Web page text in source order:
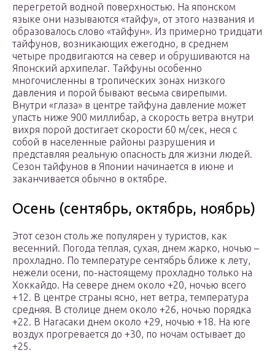
перегретой водной поверхностью. На японском
языке они называются «тайфу», от этого названия и
образовалось слово «тайфун». Из примерно тридцати
тайфунов, возникающих ежегодно, в среднем
четыре продвигаются на север и обрушиваются на
Японский архипелаг. Тайфуны особенно
многочисленны в тропических зонах низкого
давления и порой бывают весьма свирепыми.
Внутри «глаза» в центре тайфуна давление может
упасть ниже 900 миллибар, а скорость ветра внутри
вихря порой достигает скорости 60 м/сек, неся с
собой в населенные районы разрушения и
представляя реальную опасность для жизни людей.
Сезон тайфунов в Японии начинается в июне и
заканчивается обычно в октябре.
Осень (сентябрь, октябрь, ноябрь)
Этот сезон столь же популярен у туристов, как
весенний. Погода теплая, сухая, днем жарко, ночью –
прохладно. По температуре сентябрь ближе к лету,
нежели осени, по-настоящему прохладно только на
Хоккайдо. На севере днем около +20, ночью всего
+12. В центре страны ясно, нет ветра, температура
средняя. В столице днем около +26, ночью порядка
+22. В Нагасаки днем около +29, ночью +18. На юге
воздух прогревается до +30, по ночам остывает до
+25.